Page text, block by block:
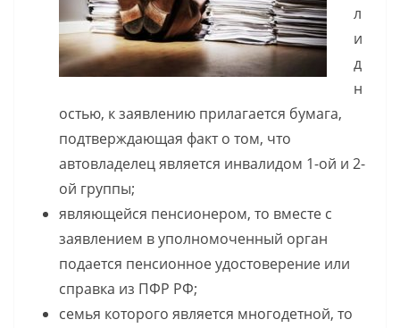
л
и
д
н
остью, к заявлению прилагается бумага,
подтверждающая факт о том, что
автовладелец является инвалидом 1-ой и 2-
ой группы;
являющейся пенсионером, то вместе с
заявлением в уполномоченный орган
подается пенсионное удостоверение или
справка из ПФР РФ;
семья которого является многодетной, то